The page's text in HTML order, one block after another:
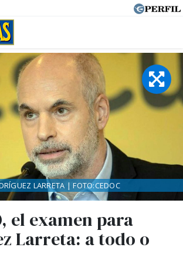
el examen para
Larreta: a todo o
LARRETA | FOTO:CEDOC